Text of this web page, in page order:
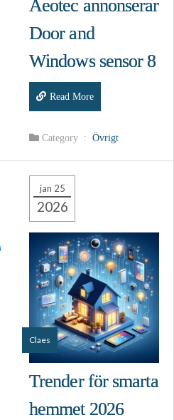
Aeotec annonserar
Door and
Windows sensor 8
Read More
Category : Övrigt
jan 25
2026
Claes
Trender för smarta
hemmet 2026